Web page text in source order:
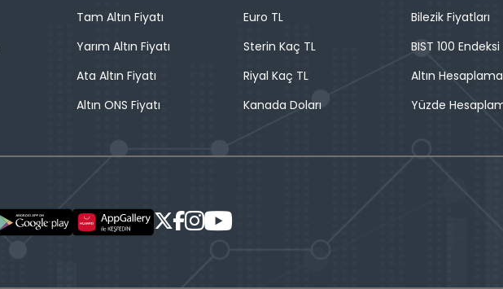
Tam Altın Fiyatı
Yarım Altın Fiyatı
Ata Altın Fiyatı
Altın ONS Fiyatı
Euro TL
Sterin Kaç TL
Riyal Kaç TL
Kanada Doları
Bilezik Fiyatları
BIST 100 Endeksi
Altın Hesaplama
Yüzde